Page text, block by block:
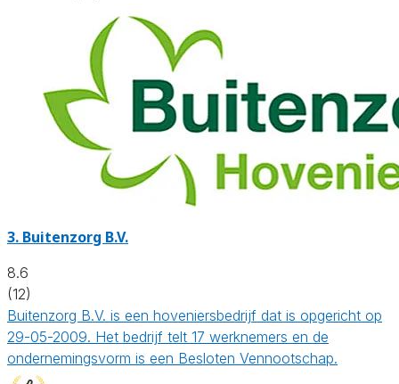
3. Buitenzorg B.V.
8.6
(12)
Buitenzorg B.V. is een hoveniersbedrijf dat is opgericht op
29-05-2009. Het bedrijf telt 17 werknemers en de
ondernemingsvorm is een Besloten Vennootschap.